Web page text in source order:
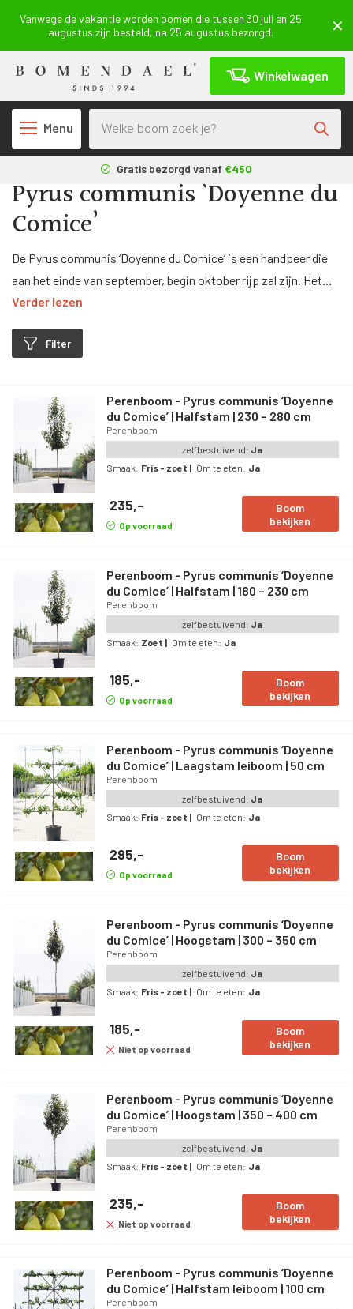
Vanwege de vakantie worden bomen die tussen 30 juli en 25
augustus zijn besteld, na 25 augustus bezorgd.
Winkelwagen
Menu
Producten zoeken
Gratis bezorgd vanaf €450
3 maandenaangroeigarantie*
Terug
Pyrus communis ‘Doyenne du
Comice’
De Pyrus communis ‘Doyenne du Comice’ is een handpeer die
aan het einde van september, begin oktober rijp zal zijn. Het
formaat van deze peer is behoorlijk groot. Ook heeft de vrucht
zelfbestuivende boom is, is het niet nodig om andere
een behoorlijk resistente boom, waarmee de kans op ziekten
minimaal is bij goed onderhoud.
Verder lezen
Filter
Perenboom - Pyrus communis ‘Doyenne
du Comice’ | Halfstam | 230 – 280 cm
Perenboom
zelfbestuivend: Ja
Smaak: Fris - zoet | Om te eten: Ja
235,-
Op voorraad
Boom
bekijken
Perenboom - Pyrus communis ‘Doyenne
du Comice’ | Halfstam | 180 – 230 cm
Perenboom
zelfbestuivend: Ja
Smaak: Zoet | Om te eten: Ja
185,-
Op voorraad
Boom
bekijken
Perenboom - Pyrus communis ‘Doyenne
du Comice’ | Laagstam leiboom | 50 cm
Perenboom
zelfbestuivend: Ja
Smaak: Fris - zoet | Om te eten: Ja
295,-
Op voorraad
Boom
bekijken
Perenboom - Pyrus communis ‘Doyenne
du Comice’ | Hoogstam | 300 – 350 cm
Perenboom
zelfbestuivend: Ja
Smaak: Fris - zoet | Om te eten: Ja
185,-
Niet op voorraad
Boom
bekijken
Perenboom - Pyrus communis ‘Doyenne
du Comice’ | Hoogstam | 350 – 400 cm
Perenboom
zelfbestuivend: Ja
Smaak: Fris - zoet | Om te eten: Ja
235,-
Niet op voorraad
Boom
bekijken
Perenboom - Pyrus communis ‘Doyenne
du Comice’ | Halfstam leiboom | 100 cm
Perenboom